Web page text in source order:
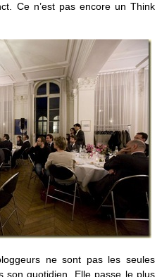
Ce n’est pas encore un Think
ne sont pas les seules
son quotidien. Elle passe le plus